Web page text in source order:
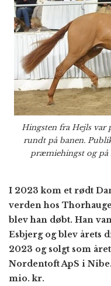
Hingsten fra Hejls var
rundt på banen.
præmiehingst og på
I 2023 kom et rødt
verden hos
blev han døbt. Han
Esbjerg og blev årets
2023 og solgt som
Nordentoft ApS i
mio. kr.